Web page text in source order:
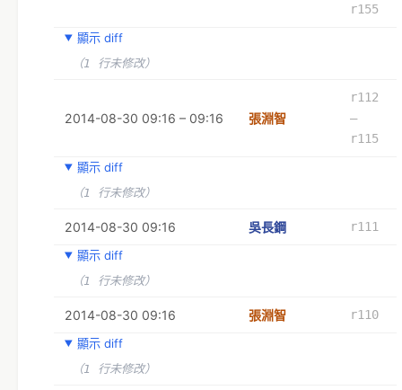
r155
顯示 diff
（1 行未修改）
2014-08-30 09:16 – 09:16 張淵智
r112
–
r115
顯示 diff
（1 行未修改）
2014-08-30 09:16 吳長鋼
r111
顯示 diff
（1 行未修改）
2014-08-30 09:16 張淵智
r110
顯示 diff
（1 行未修改）